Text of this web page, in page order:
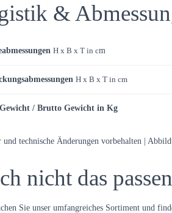
&
H x B x T in cm
H x B x T in cm
/ Brutto Gewicht in Kg
technische Änderungen vorbehalten |
nicht das
Sie unser umfangreiches Sortiment und